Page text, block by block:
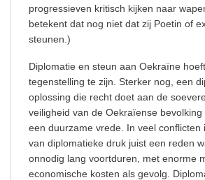
progressieven kritisch kijken naar
betekent dat nog niet dat zij Poetin of
steunen.)
Diplomatie en steun aan Oekraïne
tegenstelling te zijn. Sterker nog, een
oplossing die recht doet aan de
veiligheid van de Oekraïense
een duurzame vrede. In veel conflicten
van diplomatieke druk juist een reden
onnodig lang voortduren, met enorme
economische kosten als gevolg.